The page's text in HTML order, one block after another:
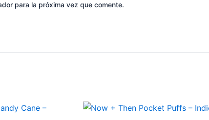
para la próxima vez que comente.